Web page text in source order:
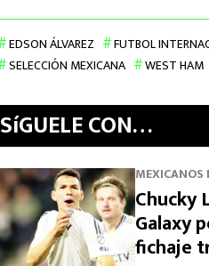
EDSON ÁLVAREZ FUTBOL
SELECCIÓN MEXICANA
WEST HAM
SíGUELE CON…
MEXICANOS
Chucky
Galaxy
fichaje